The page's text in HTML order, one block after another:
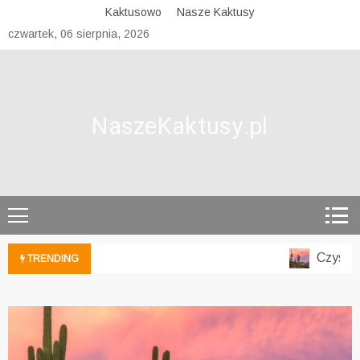
content
Kaktusowo
Nasze Kaktusy
czwartek, 06 sierpnia, 2026
TRENDING